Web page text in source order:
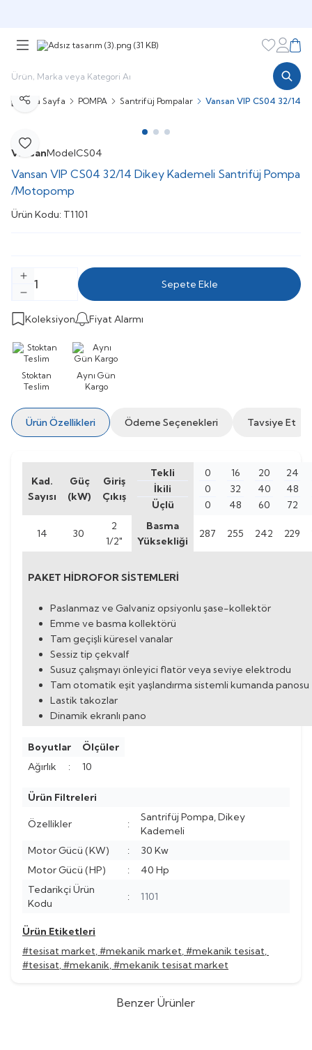
Favorilerim
Ana Sayfa POMPA Santrifüj Pompalar Vansan VIP CS04 32/14
Favoriye Ekle
Paylaş
VansanModelCS04
Vansan VIP CS04 32/14 Dikey Kademeli Santrifüj Pompa
/Motopomp
Ürün Kodu: T1101
Sepete Ekle
Koleksiyon Fiyat Alarmı
Stoktan
Teslim
Aynı Gün
Kargo
Ürün Özellikleri Ödeme Seçenekleri Tavsiye Et
Kad.
Sayısı
Güç
(kW)
Giriş
Çıkış
Tekli
İkili
Üçlü
0
0
0
16
32
48
20
40
60
24
48
72
14 30
2
1/2"
Basma
Yüksekliği
287 255 242 229
PAKET HİDROFOR SİSTEMLERİ
Paslanmaz ve Galvaniz opsiyonlu şase-kollektör
Emme ve basma kollektörü
Tam geçişli küresel vanalar
Sessiz tip çekvalf
Susuz çalışmayı önleyici flatör veya seviye elektrodu
Tam otomatik eşit yaşlandırma sistemli kumanda panosu
Lastik takozlar
Dinamik ekranlı pano
Boyutlar
Ölçüler
Ağırlık
: 10
Ürün Filtreleri
Özellikler :
Santrifüj Pompa, Dikey
Kademeli
Motor Gücü (KW)
:
30 Kw
Motor Gücü (HP)
:
40 Hp
Tedarikçi Ürün
Kodu
: 1101
Ürün Etiketleri
#tesisat market,#mekanik market,#mekanik tesisat,
#tesisat,#mekanik,#mekanik tesisat market
Benzer Ürünler